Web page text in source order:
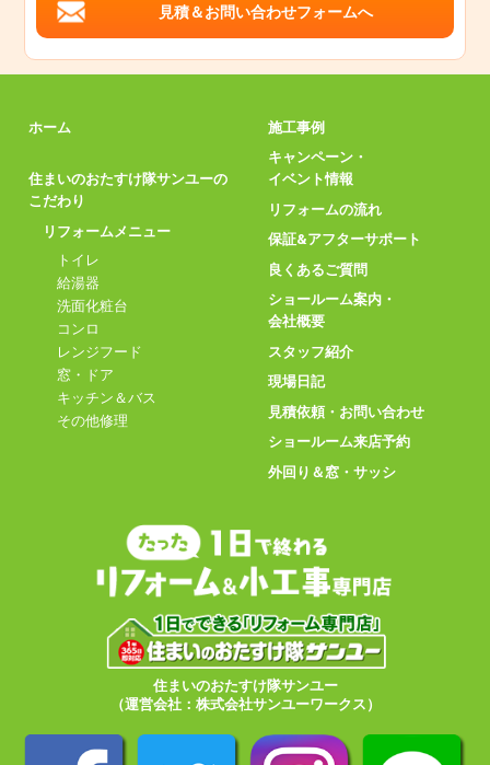
見積＆お問い合わせフォームへ
ホーム
住まいのおたすけ隊サンユーの
こだわり
リフォームメニュー
トイレ
給湯器
洗面化粧台
コンロ
レンジフード
窓・ドア
キッチン＆バス
その他修理
施工事例
キャンペーン・
イベント情報
リフォームの流れ
保証&アフターサポート
良くあるご質問
ショールーム案内・
会社概要
スタッフ紹介
現場日記
見積依頼・お問い合わせ
ショールーム来店予約
外回り＆窓・サッシ
住まいのおたすけ隊サンユー
（運営会社：株式会社サンユーワークス）